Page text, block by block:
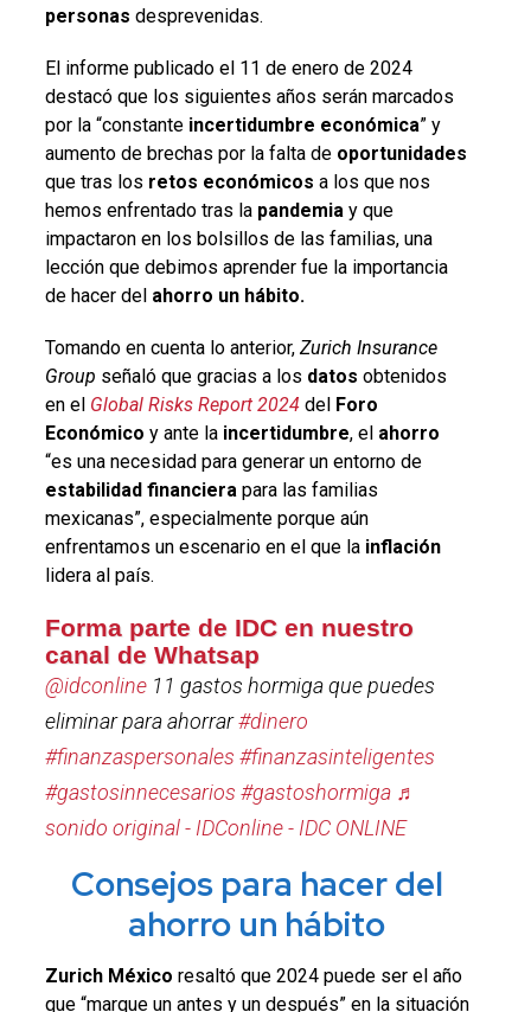
personas desprevenidas.
El informe publicado el 11 de enero de 2024
destacó que los siguientes años serán marcados
por la “constante incertidumbre económica” y
aumento de brechas por la falta de oportunidades
que tras los retos económicos a los que nos
hemos enfrentado tras la pandemia y que
impactaron en los bolsillos de las familias, una
lección que debimos aprender fue la importancia
de hacer del ahorro un hábito.
Tomando en cuenta lo anterior, Zurich Insurance
Group señaló que gracias a los datos obtenidos
en el Global Risks Report 2024 del Foro
Económico y ante la incertidumbre, el ahorro
“es una necesidad para generar un entorno de
estabilidad financiera para las familias
mexicanas”, especialmente porque aún
enfrentamos un escenario en el que la inflación
lidera al país.
Forma parte de IDC en nuestro
canal de Whatsap
@idconline11 gastos hormiga que puedes
eliminar para ahorrar#dinero
#finanzaspersonales #finanzasinteligentes
#gastosinnecesarios #gastoshormiga ♬
sonido original - IDConline - IDC ONLINE
Consejos para hacer del
ahorro un hábito
Zurich México resaltó que 2024 puede ser el año
que “marque un antes y un después” en la situación